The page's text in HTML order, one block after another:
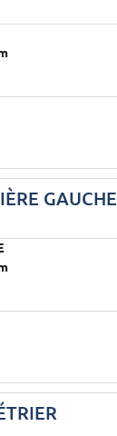
GAUCHE